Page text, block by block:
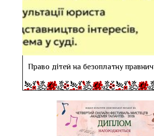
Право дітей на безоплатну